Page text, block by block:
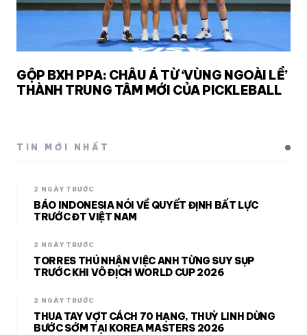
GỘP BXH PPA: CHÂU Á TỪ ‘VÙNG NGOÀI LỀ’
THÀNH TRUNG TÂM MỚI CỦA PICKLEBALL
TIN MỚI NHẤT
2 NGÀY TRƯỚC
BÁO INDONESIA NÓI VỀ QUYẾT ĐỊNH BẤT LỰC
TRƯỚC ĐT VIỆT NAM
2 NGÀY TRƯỚC
TORRES THÚ NHẬN VIỆC ANH TỪNG SUY SỤP
TRƯỚC KHI VÔ ĐỊCH WORLD CUP 2026
2 NGÀY TRƯỚC
THUA TAY VỢT CÁCH 70 HẠNG, THUỲ LINH DỪNG
BƯỚC SỚM TẠI KOREA MASTERS 2026